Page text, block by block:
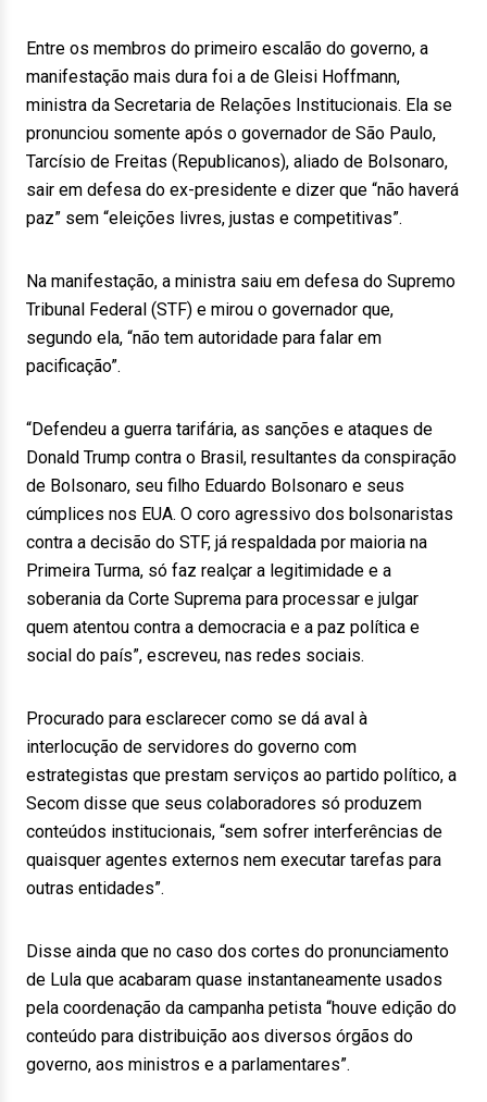
Entre os membros do primeiro escalão do governo, a
manifestação mais dura foi a de Gleisi Hoffmann,
ministra da Secretaria de Relações Institucionais. Ela se
pronunciou somente após o governador de São Paulo,
Tarcísio de Freitas (Republicanos), aliado de Bolsonaro,
sair em defesa do ex-presidente e dizer que “não haverá
paz” sem “eleições livres, justas e competitivas”.
Na manifestação, a ministra saiu em defesa do Supremo
Tribunal Federal (STF) e mirou o governador que,
segundo ela, “não tem autoridade para falar em
pacificação”.
“Defendeu a guerra tarifária, as sanções e ataques de
Donald Trump contra o Brasil, resultantes da conspiração
de Bolsonaro, seu filho Eduardo Bolsonaro e seus
cúmplices nos EUA. O coro agressivo dos bolsonaristas
contra a decisão do STF, já respaldada por maioria na
Primeira Turma, só faz realçar a legitimidade e a
soberania da Corte Suprema para processar e julgar
quem atentou contra a democracia e a paz política e
social do país”, escreveu, nas redes sociais.
Procurado para esclarecer como se dá aval à
interlocução de servidores do governo com
estrategistas que prestam serviços ao partido político, a
Secom disse que seus colaboradores só produzem
conteúdos institucionais, “sem sofrer interferências de
quaisquer agentes externos nem executar tarefas para
outras entidades”.
Disse ainda que no caso dos cortes do pronunciamento
de Lula que acabaram quase instantaneamente usados
pela coordenação da campanha petista “houve edição do
conteúdo para distribuição aos diversos órgãos do
governo, aos ministros e a parlamentares”.